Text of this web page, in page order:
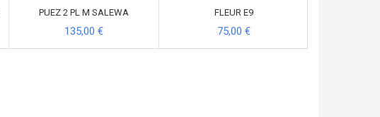
PUEZ 2 PL M SALEWA
135,00 €
FLEUR E9
75,00 €